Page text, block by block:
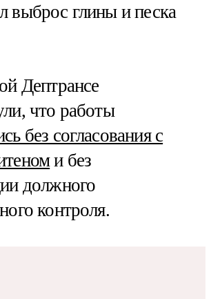
выброс глины и песка
Дептрансе
что работы
без согласования с
и без
должного
контроля.